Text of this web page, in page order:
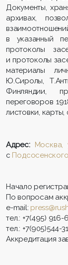
Документы,
архивах,
в указанный
протоколы
и протоколы
материалы
Ю.Сиролы,
Финляндии,
переговоров
листовки,
Адрес: Москва,
с
Начало
По вопросам
e-mail:
тел.: +7(495) 916-
тел.: +7(905)544-
Аккредитация